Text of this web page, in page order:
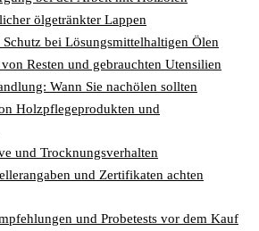
ölgetränkter Lappen
bei Lösungsmittelhaltigen Ölen
Resten und gebrauchten Utensilien
Wann Sie nachölen sollten
Holzpflegeprodukten und
und Trocknungsverhalten
und Zertifikaten achten
und Probetests vor dem Kauf